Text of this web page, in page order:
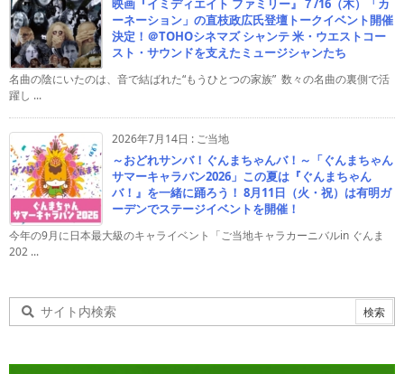
映画『イミディエイト ファミリー』７/16（木）「カ
ーネーション」の直枝政広氏登壇トークイベント開催
決定！＠TOHOシネマズ シャンテ 米・ウエストコー
スト・サウンドを支えたミュージシャンたち
名曲の陰にいたのは、音で結ばれた“もうひとつの家族” 数々の名曲の裏側で活
躍し ...
2026年7月14日 : ご当地
～おどれサンバ！ぐんまちゃんバ！～「ぐんまちゃん
サマーキャラバン2026」この夏は『ぐんまちゃん
バ！』を一緒に踊ろう！ 8月11日（火・祝）は有明ガ
ーデンでステージイベントを開催！
今年の9月に日本最大級のキャライベント「ご当地キャラカーニバルin ぐんま
202 ...